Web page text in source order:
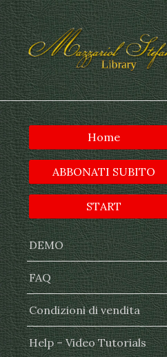
Home
ABBONATI SUBITO
START
DEMO
FAQ
Condizioni di vendita
Help – Video Tutorials